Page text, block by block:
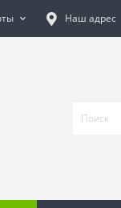
Наш адрес